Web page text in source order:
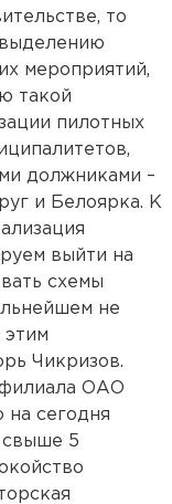
то
мероприятий,
такой
пилотных
должниками –
и Белоярка. К
выйти на
схемы
не
этим
Чикризов.
филиала ОАО
сегодня
свыше 5